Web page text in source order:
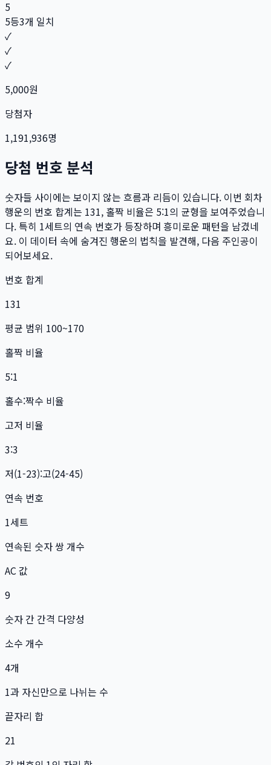
5
5등3개 일치
✓
✓
✓
5,000원
당첨자
1,191,936명
당첨 번호 분석
숫자들 사이에는 보이지 않는 흐름과 리듬이 있습니다. 이번 회차
행운의 번호 합계는 131, 홀짝 비율은 5:1의 균형을 보여주었습니
다. 특히 1세트의 연속 번호가 등장하며 흥미로운 패턴을 남겼네
요. 이 데이터 속에 숨겨진 행운의 법칙을 발견해, 다음 주인공이
되어보세요.
번호 합계
131
평균 범위 100~170
홀짝 비율
5:1
홀수:짝수 비율
고저 비율
3:3
저(1-23):고(24-45)
연속 번호
1세트
연속된 숫자 쌍 개수
AC 값
9
숫자 간 간격 다양성
소수 개수
4개
1과 자신만으로 나뉘는 수
끝자리 합
21